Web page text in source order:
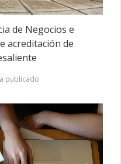
de Negocios e
acreditación de
publicado